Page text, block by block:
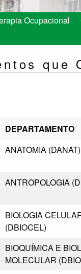
Ocupacional
que
DEPARTAMENTO
ANATOMIA (DANAT)
ANTROPOLOGIA
BIOLOGIA
(DBIOCEL)
BIOQUÍMICA E
MOLECULAR